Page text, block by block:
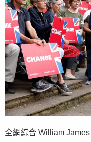
全網綜合 William